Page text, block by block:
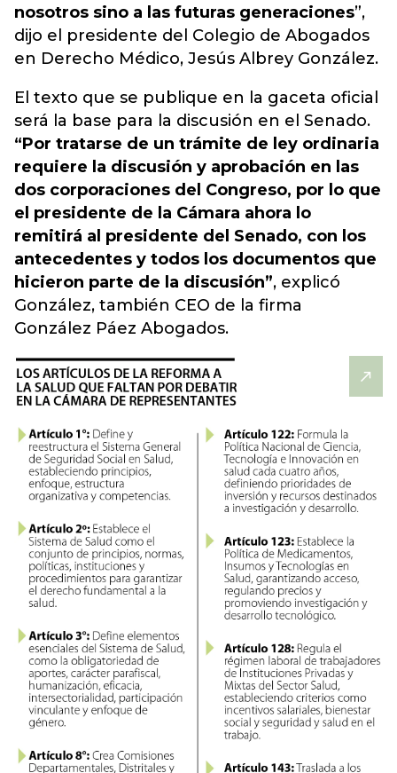
nosotros sino a las futuras generaciones”,
dijo el presidente del Colegio de Abogados
en Derecho Médico, Jesús Albrey González.
El texto que se publique en la gaceta oficial
será la base para la discusión en el Senado.
“Por tratarse de un trámite de ley ordinaria
requiere la discusión y aprobación en las
dos corporaciones del Congreso, por lo que
el presidente de la Cámara ahora lo
remitirá al presidente del Senado, con los
antecedentes y todos los documentos que
hicieron parte de la discusión”, explicó
González, también CEO de la firma
González Páez Abogados.